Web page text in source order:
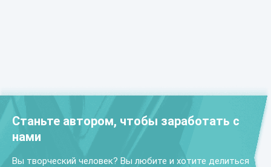
Станьте автором, чтобы заработать с
нами
Вы творческий человек? Вы любите и хотите делиться